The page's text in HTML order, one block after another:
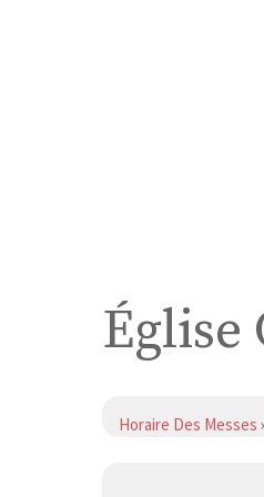
Église
Horaire Des Messes